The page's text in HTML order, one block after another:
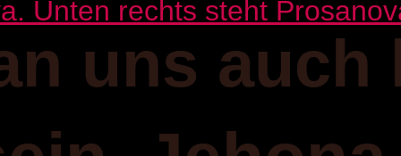
uns auch